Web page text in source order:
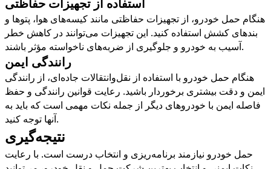
استفاده از تجهیزات حفاظتی
هنگام حمل خودرو، از تجهیزات حفاظتی مانند کیسه‌های هوا، پتوها و
بندهای کشش استفاده کنید. این تجهیزات می‌توانند در کاهش خطر
آسیب به خودرو و جلوگیری از ضربه‌های ناخواسته مؤثر باشند.
رانندگی ایمن
هنگام حمل خودرو با استفاده از نقل‌وانتقالات جاده‌ای، از رانندگی
ایمن و دقت بیشتری برخوردار باشید. رعایت قوانین رانندگی و حفظ
فاصله ایمن با خودروهای دیگر از جمله نکات مهمی است که باید به
آنها توجه کنید.
نتیجه‌گیری
حمل خودرو نیازمند برنامه‌ریزی و انتخاب درست است. با رعایت